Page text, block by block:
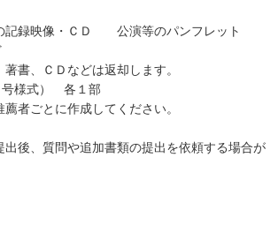
・ＣＤ 公演等のパンフレット
、ＣＤなどは返却します。
号様式） 各１部
ごとに作成してください。
、質問や追加書類の提出を依頼する場合が